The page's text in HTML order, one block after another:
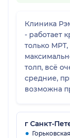
Клиника
- работает
только МРТ,
толп, всё
средние,
возможна
все очень
г Санкт-